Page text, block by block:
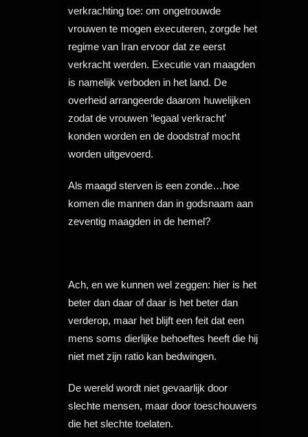
verkrachting toe: om ongetrouwde
vrouwen te mogen executeren, zorgde het
regime van Iran ervoor dat ze eerst
verkracht werden. Executie van maagden
is namelijk verboden in het land. De
overheid arrangeerde daarom huwelijken
zodat de vrouwen ‘legaal verkracht’
konden worden en de doodstraf mocht
worden uitgevoerd.
Als maagd sterven is een zonde…hoe
komen die mannen dan in godsnaam aan
zeventig maagden in de hemel?
Ach, en we kunnen wel zeggen: hier is het
beter dan daar of daar is het beter dan
verderop, maar het blijft een feit dat een
mens soms dierlijke behoeftes heeft die hij
niet met zijn ratio kan bedwingen.
De wereld wordt niet gevaarlijk door
slechte mensen, maar door toeschouwers
die het slechte toelaten.